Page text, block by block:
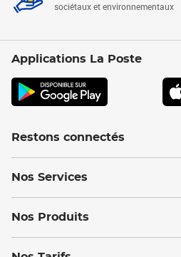
sociétaux et environnementaux
Applications La Poste
Restons connectés
Nos Services
Nos Produits